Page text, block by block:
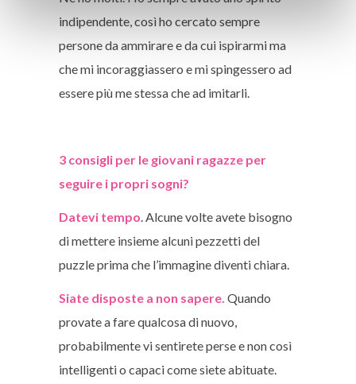
indipendente, così ho cercato sempre
persone da ammirare e da cui ispirarmi ma
che mi incoraggiassero e mi spingessero ad
essere più me stessa che ad imitarli.
3 consigli per le giovani ragazze per
seguire i propri sogni?
Datevi tempo. Alcune volte avete bisogno
di mettere insieme alcuni pezzetti del
puzzle prima che l’immagine diventi chiara.
Siate disposte a non sapere. Quando
provate a fare qualcosa di nuovo,
probabilmente vi sentirete perse e non così
intelligenti o capaci come siete abituate.